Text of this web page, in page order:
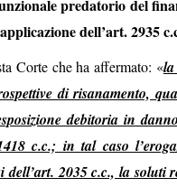
predatorio del
dell’art. 2935
Corte che ha affermato: «la
di risanamento,
debitoria in
c.c.; in tal caso
2035 c.c., la soluti